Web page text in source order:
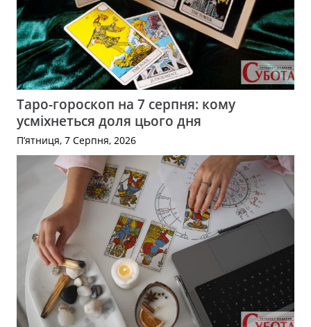
Таро-гороскоп на 7 серпня: кому
усміхнеться доля цього дня
П’ятниця, 7 Серпня, 2026